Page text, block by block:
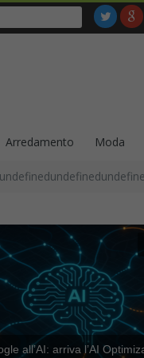
Arredamento Moda
all’AI: arriva l’AI